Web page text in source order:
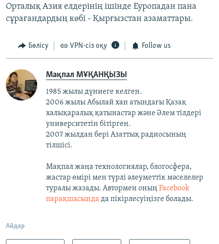
Орталық Азия елдерінің ішінде Еуропадан пана
сұрағандардың көбі - Қырғызстан азаматтары.
Бөлісу VPN-сіз оқу Follow us
Мақпал МҰҚАНҚЫЗЫ
1985 жылы дүниеге келген.
2006 жылы Абылай хан атындағы Қазақ
халықаралық қатынастар және Әлем тілдері
университетін бітірген.
2007 жылдан бері Азаттық радиосының
тілшісі.
Мақпал жаңа технологиялар, блогосфера,
жастар өмірі мен түрлі әлеуметтік мәселелер
туралы жазады. Автормен оныңFacebook
парақшасында да пікірлесуіңізге болады.
Айдар